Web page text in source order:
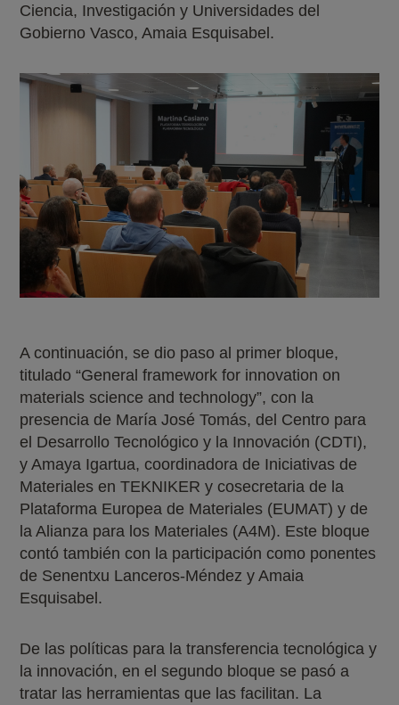
Ciencia, Investigación y Universidades del
Gobierno Vasco, Amaia Esquisabel.
A continuación, se dio paso al primer bloque,
titulado “General framework for innovation on
materials science and technology”, con la
presencia de María José Tomás, del Centro para
el Desarrollo Tecnológico y la Innovación (CDTI),
y Amaya Igartua, coordinadora de Iniciativas de
Materiales en TEKNIKER y cosecretaria de la
Plataforma Europea de Materiales (EUMAT) y de
la Alianza para los Materiales (A4M). Este bloque
contó también con la participación como ponentes
de Senentxu Lanceros-Méndez y Amaia
Esquisabel.
De las políticas para la transferencia tecnológica y
la innovación, en el segundo bloque se pasó a
tratar las herramientas que las facilitan. La